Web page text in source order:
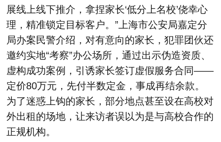
展线上线下推介，拿捏家长‘低分上名校’侥幸心
理，精准锁定目标客户。”上海市公安局嘉定分
局办案民警介绍，对有意向的家长，犯罪团伙还
邀约实地“考察”办公场所，通过出示伪造资质、
虚构成功案例，引诱家长签订虚假服务合同——
定价80万元，先付半数定金，事成再结余款。
为了迷惑上钩的家长，部分地点甚至设在高校对
外出租的场地，让来访者误以为是与高校合作的
正规机构。